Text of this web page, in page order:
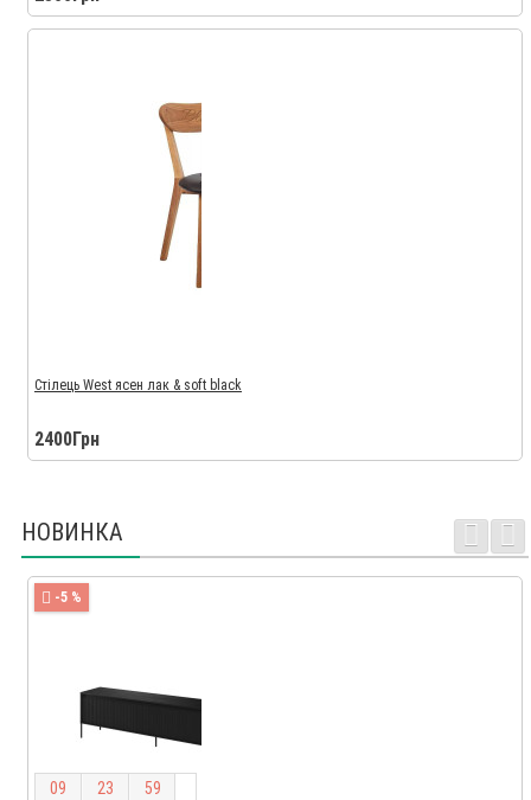
Стілець West ясен лак & soft black
2400Грн
НОВИНКА
-5 %
09 23 59